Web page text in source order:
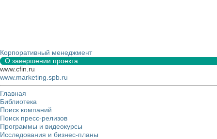
Корпоративный менеджмент
О завершении проекта
www.cfin.ru
www.marketing.spb.ru
Главная
Библиотека
Поиск компаний
Поиск пресс-релизов
Программы и видеокурсы
Исследования и бизнес-планы